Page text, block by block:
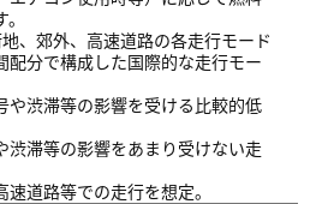
、郊外、高速道路の各走行モード
配分で構成した国際的な走行モー
や渋滞等の影響を受ける比較的低
渋滞等の影響をあまり受けない走
速道路等での走行を想定。